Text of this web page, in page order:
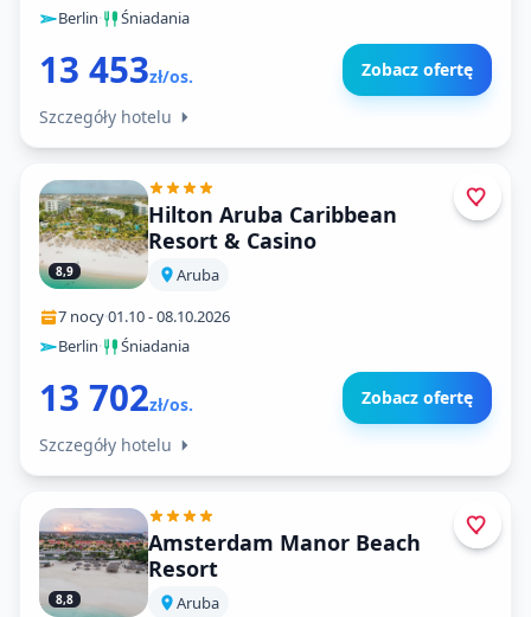
Berlin· Śniadania
13 453zł/os. Zobacz ofertę
Szczegóły hotelu
8,9
Hilton Aruba Caribbean
Resort & Casino
Aruba
7 nocy·01.10-08.10.2026
Berlin· Śniadania
13 702zł/os. Zobacz ofertę
Szczegóły hotelu
8,8
Amsterdam Manor Beach
Resort
Aruba